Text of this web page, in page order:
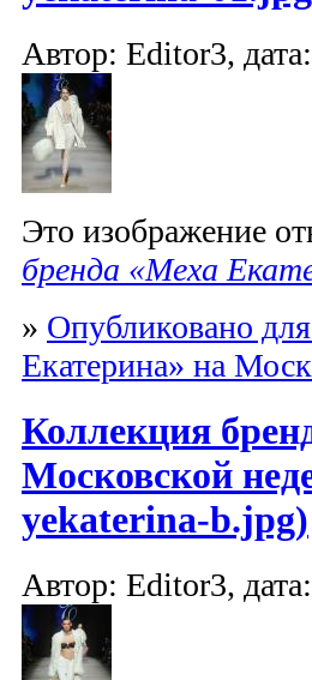
Автор: Editor3,
Это изображение
бренда «Меха
» Опубликовано
Екатерина» на
Коллекция
Московской
yekaterina-b.jpg)
Автор: Editor3,